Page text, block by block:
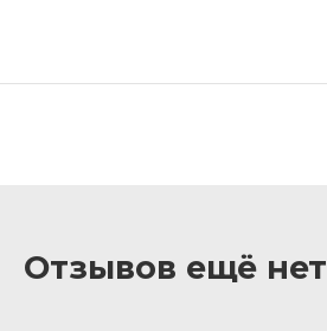
Отзывов ещё нет